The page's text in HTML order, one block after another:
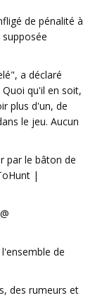
de pénalité à
a déclaré
qu'il en soit,
plus d'un, de
le jeu. Aucun
par le bâton de
|
de
des rumeurs et